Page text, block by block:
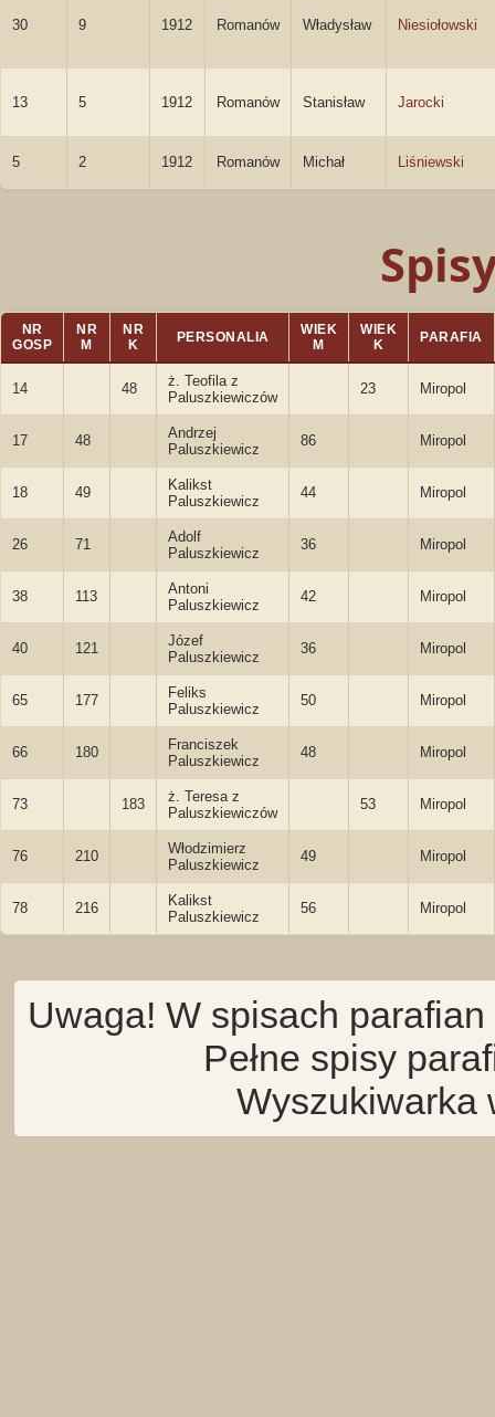
30 9 1912 Romanów Władysław Niesiołowski
13 5 1912 Romanów Stanisław Jarocki
5 2 1912 Romanów Michał Liśniewski
NR
GOSP
NR
M
NR
K
PERSONALIA
WIEK
M
WIEK
K
PARAFIA
14 48
ż. Teofila z
Paluszkiewiczów
23 Miropol
17 48
Andrzej
Paluszkiewicz
86 Miropol
18 49
Kalikst
Paluszkiewicz
44 Miropol
26 71
Adolf
Paluszkiewicz
36 Miropol
38 113
Antoni
Paluszkiewicz
42 Miropol
40 121
Józef
Paluszkiewicz
36 Miropol
65 177
Feliks
Paluszkiewicz
50 Miropol
66 180
Franciszek
Paluszkiewicz
48 Miropol
73 183
ż. Teresa z
Paluszkiewiczów
53 Miropol
76 210
Włodzimierz
Paluszkiewicz
49 Miropol
78 216
Kalikst
Paluszkiewicz
56 Miropol
Uwaga! W spisach
Pełne spisy
Wyszukiwarka